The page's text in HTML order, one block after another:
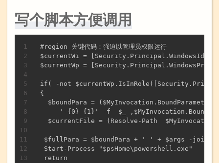
写个脚本方便调用
#region 关键代码：强迫以管理员权限运行
$currentWi =
$currentWp =
if( -not
{
$boundPara =
'-{0} {1}' -f  $_
$currentFile = (Resolve-Path
$fullPara = $boundPara + ' ' + $args -join
Start-Process "$psHome\powershell.exe"   -
return